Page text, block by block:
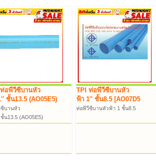
อพีวีซีบานหัว
ชั้น13.5 (AO05E5)
บานหัว
น13.5 (AO05E5)
TPI ท่อพีวีซีบานหัว
ฟ้า 1'' ชั้น8.5 [AO07D5
ท่อพีวีซีบานหัวฟ้า 1 ชั้น8.5